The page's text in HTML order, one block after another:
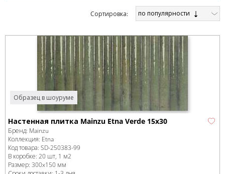
Cортировка: по популярности
Образец в шоуруме
Настенная плитка Mainzu Etna Verde 15x30
Бренд: Mainzu
Коллекция: Etna
Код товара: SD-250383-99
В коробке: 20 шт, 1 м2
Размер: 300x150 мм